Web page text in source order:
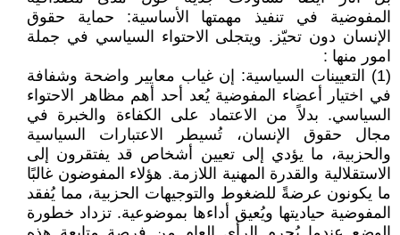
المفوضية في تنفيذ مهمتها الأساسية: حماية حقوق
الإنسان دون تحيّز. ويتجلى الاحتواء السياسي في جملة
امور منها :
(1) التعيينات السياسية: إن غياب معايير واضحة وشفافة
في اختيار أعضاء المفوضية يُعد أحد أهم مظاهر الاحتواء
السياسي. بدلاً من الاعتماد على الكفاءة والخبرة في
مجال حقوق الإنسان، تُسيطر الاعتبارات السياسية
والحزبية، ما يؤدي إلى تعيين أشخاص قد يفتقرون إلى
الاستقلالية والقدرة المهنية اللازمة. هؤلاء المفوضون غالبًا
ما يكونون عرضةً للضغوط والتوجيهات الحزبية، مما يُفقد
المفوضية حياديتها ويُعيق أداءها بموضوعية. تزداد خطورة